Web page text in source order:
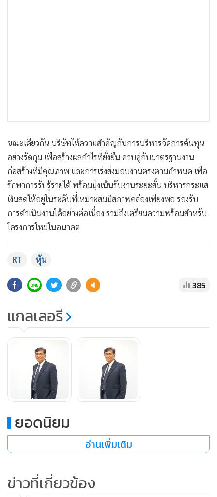
ขณะเดียวกัน บริษัทให้ความสำคัญกับการบริหารจัดการต้นทุน
อย่างรัดกุม เพื่อสร้างผลกำไรที่ยั่งยืน ควบคู่กับมาตรฐานงาน
ก่อสร้างที่มีคุณภาพ และการเร่งส่งมอบงานตรงตามกำหนด เพื่อ
รักษาการรับรู้รายได้ พร้อมมุ่งเน้นรับงานระยะสั้น บริหารกระแส
เงินสดให้อยู่ในระดับที่เหมาะสมมีสภาพคล่องเพียงพอ รองรับ
การดำเนินงานได้อย่างต่อเนื่อง รวมถึงเตรียมความพร้อมสำหรับ
โครงการใหม่ในอนาคต
สำหรับภาพรวมอุตสาหกรรมก่อสร้างในปี 2568 คาดว่าจะฟื้นตัว
จากการลงทุนด้านโครงสร้างพื้นฐานของภาครัฐที่มีเม็ดเงิน
จำนวนมาก ซึ่งถือเป็นโอกาสสำคัญ เนื่องจาก RT มีความ
สูง จึงเป็นข้อได้เปรียบในการเข้าประมูลงานภาครัฐเพิ่มเติม
อย่างไรก็ตาม บริษัทยังคงเฝ้าระวังปัจจัยเสี่ยงที่อาจส่งผลกระทบ
ต่อธุรกิจ ทั้งเรื่องความผันผวนของเศรษฐกิจ ราคาวัสดุ และ
ค่าแรง ซึ่งบริษัทให้ความสำคัญติดตามข้อมูลข่าวสารอย่างใกล้ชิด
เพื่อให้สามารถวางแผนและปรับกลยุทธ์ได้อย่างทันท่วงที
ด้านผลประกอบการครึ่งปีแรก 2568 บริษัทมีรายได้รวม 1,563
ล้านบาท ลดลงจากช่วงเดียวกันปีก่อนที่มีรายได้รวม 1,852 ล้าน
หลายพื้นที่ ส่งผลให้บางโครงการต้องขยายระยะเวลาดำเนินงาน
และทำให้ต้นทุนโครงการเพิ่มขึ้นอย่างมีนัยสำคัญ
RT หุ้น
385
แกลเลอรี
ยอดนิยม
อ่านเพิ่มเติม
ข่าวที่เกี่ยวข้อง